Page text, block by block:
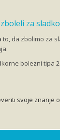
za
to, da zbolimo za
bolezni tipa
svoje znanje